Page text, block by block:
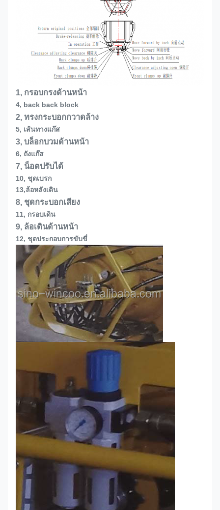
1, กรอบกรงด้านหน้า
4, back back block
2, ทรงกระบอกกวาดล้าง
5, เส้นทางแก๊ส
3, บล็อกบวมด้านหน้า
6, ถังแก๊ส
7, น็อตปรับได้
10, ชุดเบรก
13,ล้อหลังเดิน
8, ชุดกระบอกเสียง
11, กรอบเดิน
9, ล้อเดินด้านหน้า
12, ชุดประกอบการขับขี่